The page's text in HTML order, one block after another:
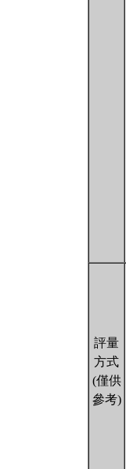
評量
方式
(僅供
參考)